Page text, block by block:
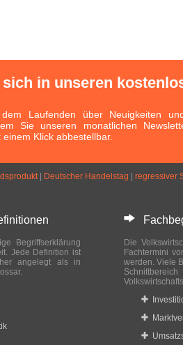
in unseren
Laufenden über Neuigkeiten
Sie unseren monatlichen
Klick abbestellbar.
| Deutscher Handelstag regressiver
Begriffserklärung
Jede Definition ist
angelegt als in
Die
Fachtermini
werden. Viele